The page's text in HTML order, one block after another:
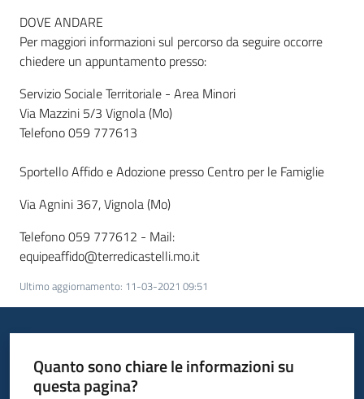
DOVE ANDARE
Per maggiori informazioni sul percorso da seguire occorre
chiedere un appuntamento presso:
Servizio Sociale Territoriale - Area Minori
Via Mazzini 5/3 Vignola (Mo)
Telefono 059 777613
Sportello Affido e Adozione presso Centro per le Famiglie
Via Agnini 367, Vignola (Mo)
Telefono 059 777612 - Mail:
equipeaffido@terredicastelli.mo.it
Ultimo aggiornamento: 11-03-2021 09:51
Quanto sono chiare le informazioni su
questa pagina?